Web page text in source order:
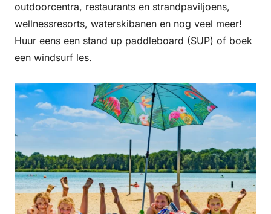
outdoorcentra, restaurants en strandpaviljoens,
wellnessresorts, waterskibanen en nog veel meer!
Huur eens een stand up paddleboard (SUP) of boek
een windsurf les.